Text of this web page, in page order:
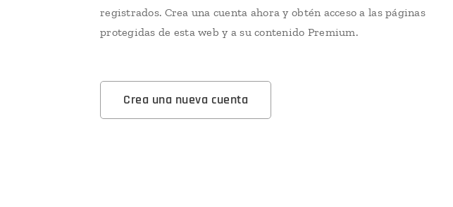
registrados. Crea una cuenta ahora y obtén acceso a las páginas
protegidas de esta web y a su contenido Premium.
Crea una nueva cuenta